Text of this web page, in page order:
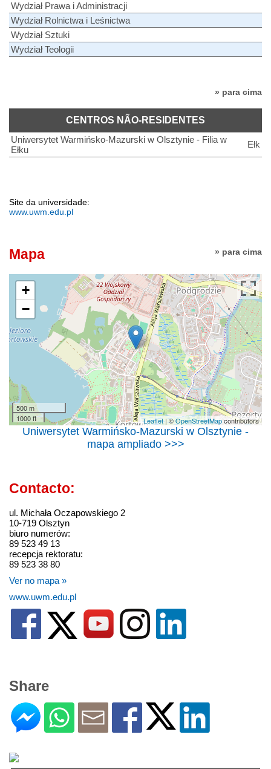
Wydział Prawa i Administracji
Wydział Rolnictwa i Leśnictwa
Wydział Sztuki
Wydział Teologii
» para cima
CENTROS NÃO-RESIDENTES
Uniwersytet Warmińsko-Mazurski w Olsztynie - Filia w
Ełku
Ełk
Site da universidade:
www.uwm.edu.pl
» para cima
Mapa
+
−
500 m
1000 ft
Leaflet| ©OpenStreetMapcontributors
Uniwersytet Warmińsko-Mazurski w Olsztynie -
mapa ampliado >>>
Contacto:
ul. Michała Oczapowskiego 2
10-719 Olsztyn
biuro numerów:
89 523 49 13
recepcja rektoratu:
89 523 38 80
Ver no mapa »
www.uwm.edu.pl
Share